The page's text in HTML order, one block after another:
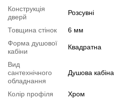
Конструкція
дверй
Розсувні
Товщина стінок
6 мм
Форма душової
кабіни
Квадратна
Вид
сантехнічного
обладнання
Душова кабіна
Колір профіля Хром